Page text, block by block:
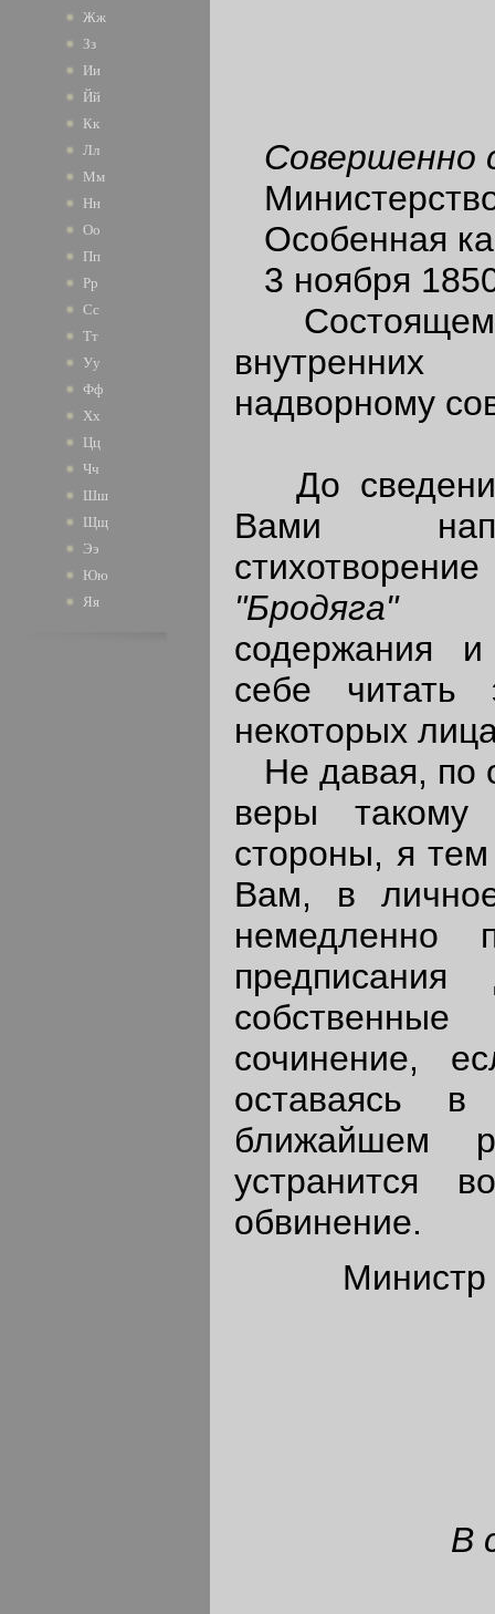
Жж
Зз
Ии
Йй
Кк
Лл
Мм
Нн
Оо
Пп
Рр
Сс
Тт
Уу
Фф
Хх
Цц
Чч
Шш
Щщ
Ээ
Юю
Яя
Совершенно
Особенная
3 ноября
внутренних
надворному
До
Вами
содержания
себе читать
некоторых
Не давая, по
веры
стороны, я
Вам, в
немедленно
сочинение,
оставаясь
ближайшем
устранится
обвинение.
Министр
В